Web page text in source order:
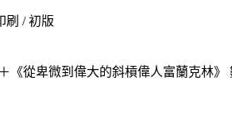
刷 / 初版
《從卑微到偉大的斜槓偉人富蘭克林》